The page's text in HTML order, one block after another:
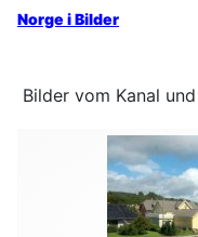
Norge i Bilder
Bilder vom Kanal